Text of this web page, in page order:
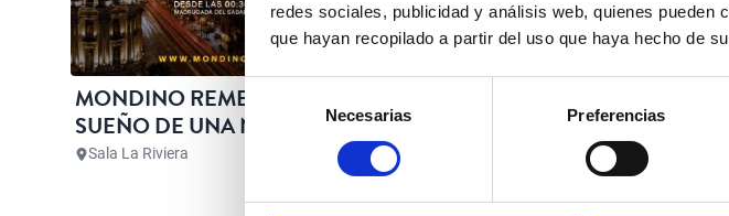
redes sociales, publicidad y análisis web, quienes pueden
que hayan recopilado a partir del uso que haya hecho de
Selección
de
consentimiento
Necesarias Preferencias
MONDINO REMEMBER CLUB -
SUEÑO DE UNA NOCHE DE
VERANO
Sala La Riviera